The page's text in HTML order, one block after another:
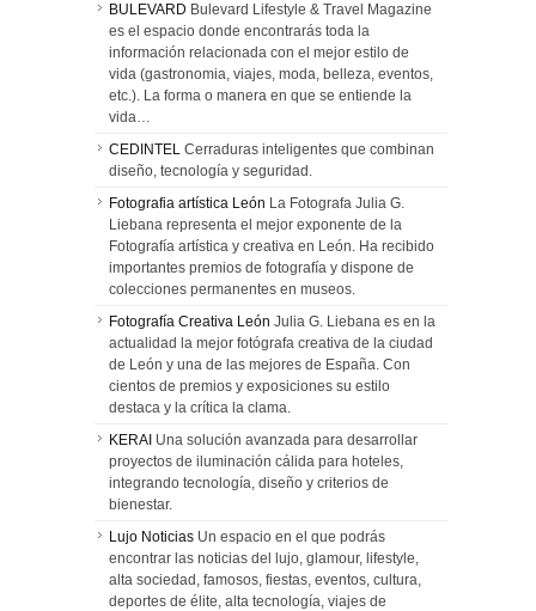
BULEVARD Bulevard Lifestyle & Travel Magazine
es el espacio donde encontrarás toda la
información relacionada con el mejor estilo de
vida (gastronomia, viajes, moda, belleza, eventos,
etc.). La forma o manera en que se entiende la
vida…
CEDINTEL Cerraduras inteligentes que combinan
diseño, tecnología y seguridad.
Fotografia artística León La Fotografa Julia G.
Liebana representa el mejor exponente de la
Fotografía artística y creativa en León. Ha recibido
importantes premios de fotografía y dispone de
colecciones permanentes en museos.
Fotografía Creativa León Julia G. Liebana es en la
actualidad la mejor fotógrafa creativa de la ciudad
de León y una de las mejores de España. Con
cientos de premios y exposiciones su estilo
destaca y la crítica la clama.
KERAI Una solución avanzada para desarrollar
proyectos de iluminación cálida para hoteles,
integrando tecnología, diseño y criterios de
bienestar.
Lujo Noticias Un espacio en el que podrás
encontrar las noticias del lujo, glamour, lifestyle,
alta sociedad, famosos, fiestas, eventos, cultura,
deportes de élite, alta tecnología, viajes de